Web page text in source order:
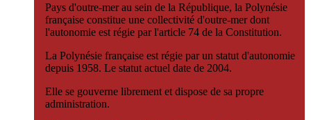
Pays d'outre-mer au sein de la République, la Polynésie
française constitue une collectivité d'outre-mer dont
l'autonomie est régie par l'article 74 de la Constitution.
La Polynésie française est régie par un statut d'autonomie
depuis 1958. Le statut actuel date de 2004.
Elle se gouverne librement et dispose de sa propre
administration.